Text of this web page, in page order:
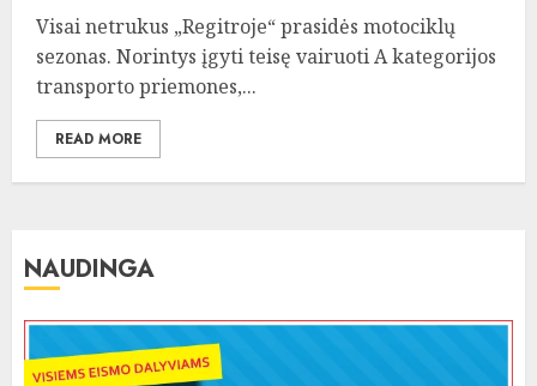
Visai netrukus „Regitroje“ prasidės motociklų
sezonas. Norintys įgyti teisę vairuoti A kategorijos
transporto priemones,...
READ MORE
NAUDINGA